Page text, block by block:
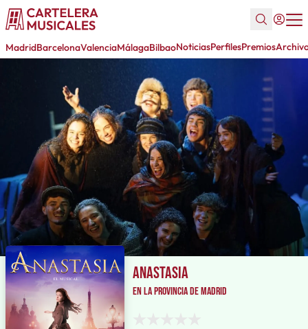
MadridBarcelonaValenciaMálagaBilbaoNoticiasPerfilesPremios
Anastasia
en la provincia de Madrid